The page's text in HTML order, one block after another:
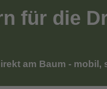
für die
am Baum -